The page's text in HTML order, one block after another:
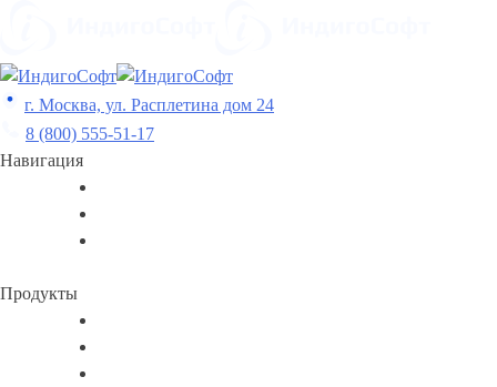
content
г. Москва, ул. Расплетина дом 24
8 (800) 555-51-17
Навигация
Продукты